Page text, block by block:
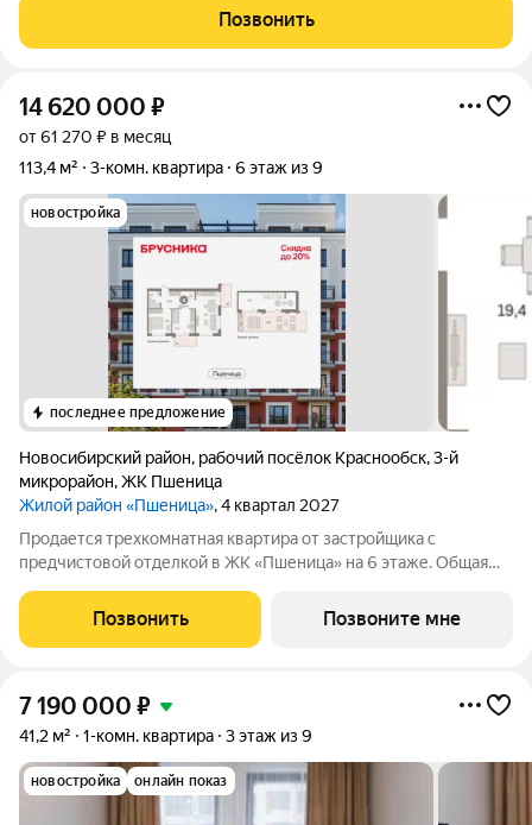
главную роль. Вас встречает просторная кухня-гостиная
площадью около 30
Позвонить
14 620 000 ₽
от 61 270 ₽ в месяц
113,4 м²
3-комн. квартира 6 этаж из 9
новостройка
последнее предложение
Новосибирский район, рабочий посёлок Краснообск,3-й
микрорайон,ЖК Пшеница
Жилой район «Пшеница», 4 квартал 2027
Продается трехкомнатная квартира от застройщика с
предчистовой отделкой в ЖК «Пшеница» на 6 этаже. Общая
кухни-гостиной: 19.37 кв.м. Высота потолков 2.82 м.
Двухуровневая квартира с
Позвонить Позвоните мне
7 190 000 ₽
41,2 м² 1-комн. квартира 3 этаж из 9
новостройка онлайн показ